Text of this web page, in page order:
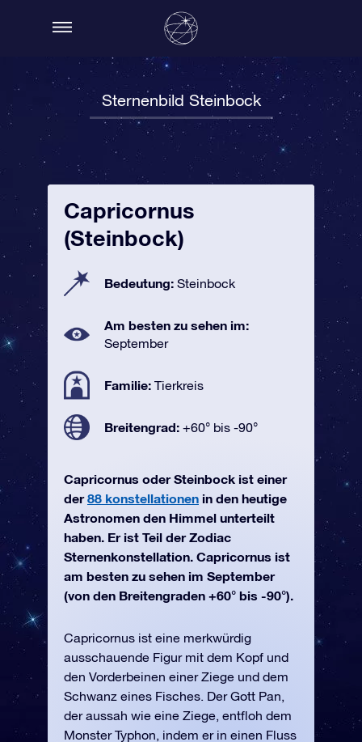
Sternenbild Steinbock
Capricornus
(Steinbock)
Bedeutung: Steinbock
Am besten zu sehen im:
September
Familie: Tierkreis
Breitengrad: +60° bis -90°
Capricornus oder Steinbock ist einer
der88 konstellationen in den heutige
Astronomen den Himmel unterteilt
haben. Er ist Teil der Zodiac
Sternenkonstellation. Capricornus ist
am besten zu sehen im September
(von den Breitengraden +60° bis -90°).
Capricornus ist eine merkwürdig
ausschauende Figur mit dem Kopf und
den Vorderbeinen einer Ziege und dem
Schwanz eines Fisches. Der Gott Pan,
der aussah wie eine Ziege, entfloh dem
Monster Typhon, indem er in einen Fluss